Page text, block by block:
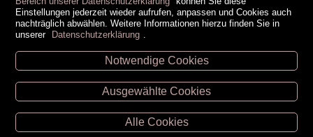
Unsere Öffnungszeiten
Retz -02942/20433
Hollabrunn -02952/30057
Eggenburg -02984/3836
Einstellungen jederzeit wieder aufrufen, anpassen und Cookies auch
nachträglich abwählen. Weitere Informationen hierzu finden Sie in
unserer Datenschutzerklärung
Notwendige Cookies
Ausgewählte Cookies
Alle Cookies